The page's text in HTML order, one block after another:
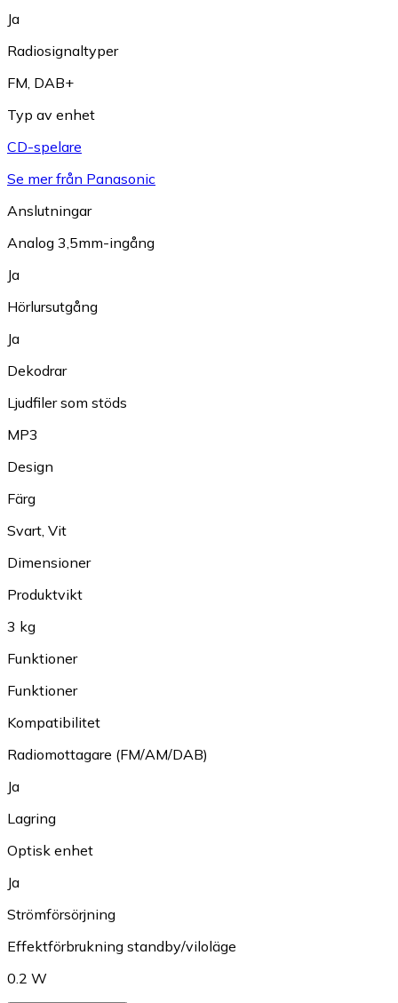
Ja
Radiosignaltyper
FM DAB+
Typ av enhet
CD-spelare
Se mer från Panasonic
Anslutningar
Analog 3,5mm-ingång
Ja
Hörlursutgång
Ja
Dekodrar
Ljudfiler som stöds
MP3
Design
Färg
Svart Vit
Dimensioner
Produktvikt
3 kg
Funktioner
Funktioner
Kompatibilitet
Radiomottagare (FM/AM/DAB)
Ja
Lagring
Optisk enhet
Ja
Strömförsörjning
Effektförbrukning standby/viloläge
0.2 W